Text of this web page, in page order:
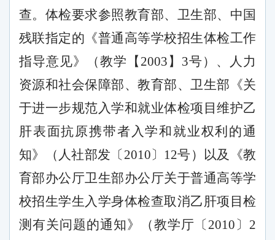
查。体检要求参照教育部、卫生部、中国
残联指定的《普通高等学校招生体检工作
指导意见》（教学【 2003】3号）、人力
资源和社会保障部、教育部、卫生部《关
于进一步规范入学和就业体检项目维护乙
肝表面抗原携带者入学和就业权利的通
知》（人社部发〔2010〕12号）以及《教
育部办公厅卫生部办公厅关于普通高等学
校招生学生入学身体检查取消乙肝项目检
测有关问题的通知》（教学厅〔2010〕2